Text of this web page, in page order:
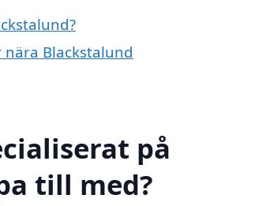
Blackstalund
på
till med?